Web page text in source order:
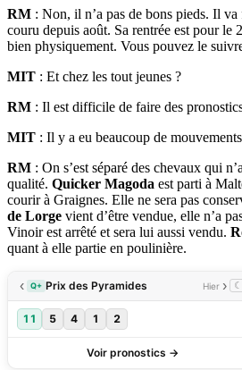
RM : Non, il n’a pas de bons pieds. Il va
couru depuis août. Sa rentrée est pour le
bien physiquement. Vous pouvez le
MIT : Et chez les tout jeunes ?
RM : Il est difficile de faire des
MIT : Il y a eu beaucoup de
RM : On s’est séparé des chevaux qui
qualité. Quicker Magoda est parti à
courir à Graignes. Elle ne sera pas
de Lorge vient d’être vendue, elle n’a
Vinoir est arrêté et sera lui aussi vendu.
quant à elle partie en poulinière.